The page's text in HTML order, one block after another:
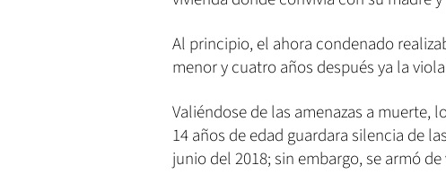
Al principio, el ahora condenado
menor y cuatro años después ya la
Valiéndose de las amenazas a
14 años de edad guardara silencia de
junio del 2018; sin embargo, se armó